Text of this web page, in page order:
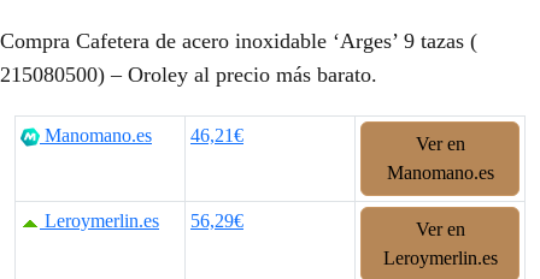
Compra Cafetera de acero inoxidable ‘Arges’ 9 tazas (
215080500) – Oroley al precio más barato.
Manomano.es 46,21€
Ver en
Manomano.es
Leroymerlin.es 56,29€
Ver en
Leroymerlin.es